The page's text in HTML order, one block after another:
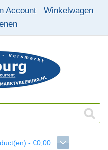
Account
Winkelwagen
- €0,00